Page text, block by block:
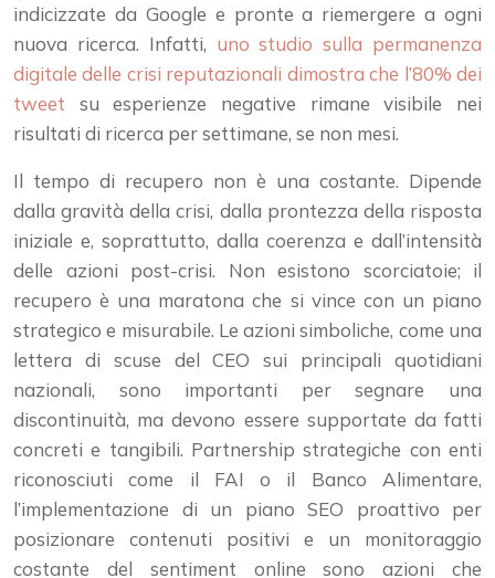
indicizzate da Google e pronte a riemergere a ogni
nuova ricerca. Infatti, uno studio sulla permanenza
digitale delle crisi reputazionali dimostra che l’80% dei
tweet su esperienze negative rimane visibile nei
risultati di ricerca per settimane, se non mesi.
Il tempo di recupero non è una costante. Dipende
dalla gravità della crisi, dalla prontezza della risposta
iniziale e, soprattutto, dalla coerenza e dall’intensità
delle azioni post-crisi. Non esistono scorciatoie; il
recupero è una maratona che si vince con un piano
strategico e misurabile. Le azioni simboliche, come una
lettera di scuse del CEO sui principali quotidiani
nazionali, sono importanti per segnare una
discontinuità, ma devono essere supportate da fatti
concreti e tangibili. Partnership strategiche con enti
riconosciuti come il FAI o il Banco Alimentare,
l’implementazione di un piano SEO proattivo per
posizionare contenuti positivi e un monitoraggio
costante del sentiment online sono azioni che